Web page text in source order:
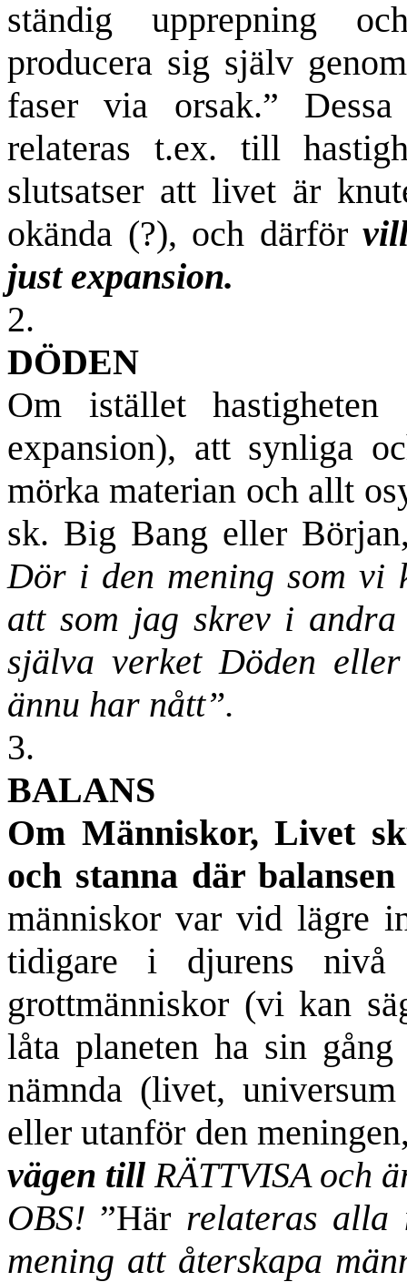
ständig upprepning
producera sig själv
faser via orsak.”
relateras t.ex. till
slutsatser att livet är
okända (?), och därförvill
just expansion.
2.
DÖDEN
Om istället
expansion), att synliga
mörka materian och allt
sk. Big Bang eller
Dör i den mening som vi
att som jag skrev i
själva verket Döden
ännu har nått”.
3.
BALANS
Om Människor, Livet
och stanna där
människor var vid lägre
tidigare i djurens
grottmänniskor (vi kan
låta planeten ha sin
nämnda (livet,
eller utanför den
vägen tillRÄTTVISA och
OBS! ”Här relateras alla
mening att återskapa